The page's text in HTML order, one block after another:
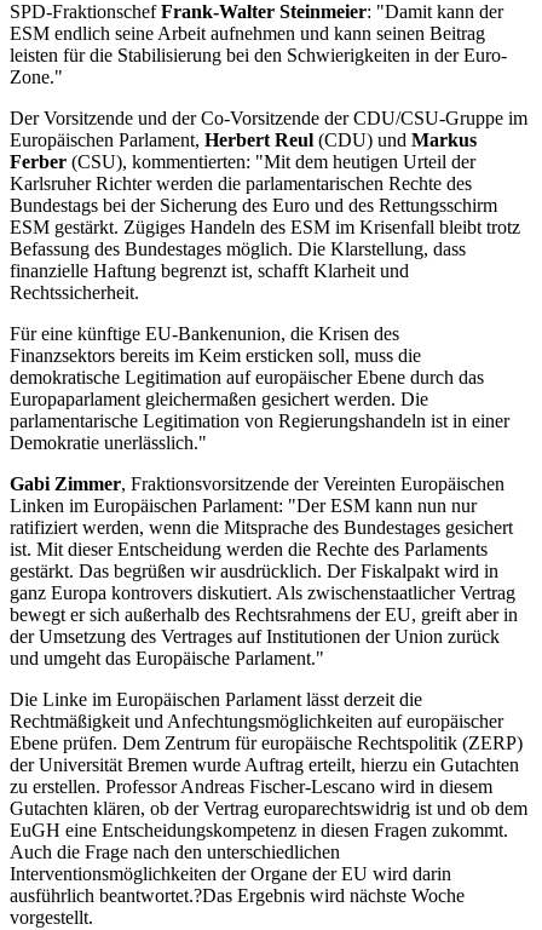
SPD-FraktionschefFrank-Walter Steinmeier: "Damit kann der
ESM endlich seine Arbeit aufnehmen und kann seinen Beitrag
leisten für die Stabilisierung bei den Schwierigkeiten in der Euro-
Zone."
Der Vorsitzende und der Co-Vorsitzende der CDU/CSU-Gruppe im
Europäischen Parlament, Herbert Reul (CDU) und Markus
Ferber (CSU), kommentierten: "Mit dem heutigen Urteil der
Karlsruher Richter werden die parlamentarischen Rechte des
Bundestags bei der Sicherung des Euro und des Rettungsschirm
ESM gestärkt. Zügiges Handeln des ESM im Krisenfall bleibt trotz
Befassung des Bundestages möglich. Die Klarstellung, dass
finanzielle Haftung begrenzt ist, schafft Klarheit und
Rechtssicherheit.
Für eine künftige EU-Bankenunion, die Krisen des
Finanzsektors bereits im Keim ersticken soll, muss die
demokratische Legitimation auf europäischer Ebene durch das
Europaparlament gleichermaßen gesichert werden. Die
parlamentarische Legitimation von Regierungshandeln ist in einer
Demokratie unerlässlich."
Gabi Zimmer, Fraktionsvorsitzende der Vereinten Europäischen
Linken im Europäischen Parlament: "Der ESM kann nun nur
ratifiziert werden, wenn die Mitsprache des Bundestages gesichert
ist. Mit dieser Entscheidung werden die Rechte des Parlaments
gestärkt. Das begrüßen wir ausdrücklich. Der Fiskalpakt wird in
ganz Europa kontrovers diskutiert. Als zwischenstaatlicher Vertrag
bewegt er sich außerhalb des Rechtsrahmens der EU, greift aber in
der Umsetzung des Vertrages auf Institutionen der Union zurück
und umgeht das Europäische Parlament."
Die Linke im Europäischen Parlament lässt derzeit die
Rechtmäßigkeit und Anfechtungsmöglichkeiten auf europäischer
Ebene prüfen. Dem Zentrum für europäische Rechtspolitik (ZERP)
der Universität Bremen wurde Auftrag erteilt, hierzu ein Gutachten
zu erstellen. Professor Andreas Fischer-Lescano wird in diesem
Gutachten klären, ob der Vertrag europarechtswidrig ist und ob dem
EuGH eine Entscheidungskompetenz in diesen Fragen zukommt.
Auch die Frage nach den unterschiedlichen
Interventionsmöglichkeiten der Organe der EU wird darin
ausführlich beantwortet.?Das Ergebnis wird nächste Woche
vorgestellt.